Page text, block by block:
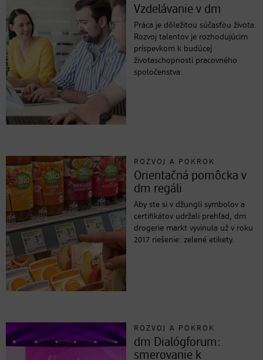
Vzdelávanie v dm
Práca je dôležitou súčasťou života.
Rozvoj talentov je rozhodujúcim
príspevkom k budúcej
životaschopnosti pracovného
spoločenstva.
ROZVOJ A POKROK
Orientačná pomôcka v
dm regáli
Aby ste si v džungli symbolov a
certifikátov udržali prehľad, dm
drogerie markt vyvinula už v roku
2017 riešenie: zelené etikety.
ROZVOJ A POKROK
dm Dialógforum:
smerovanie k